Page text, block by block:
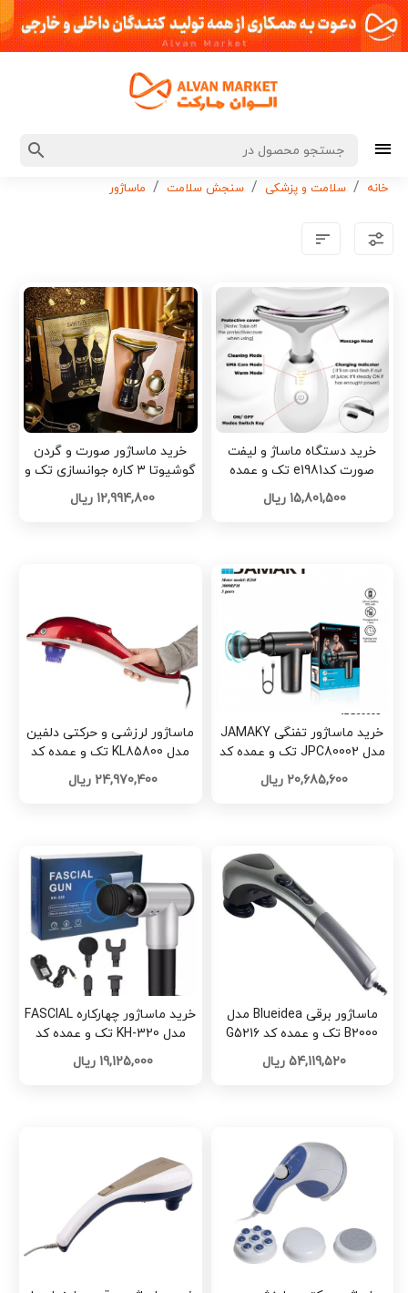
خانه سلامت و پزشکی سنجش سلامت ماساژور
خرید دستگاه ماساژ و لیفت
صورت کدe1981 تک و عمده
15,801,500 ریال
خرید ماساژور صورت و گردن
گوشیوتا ۳ کاره جوانسازی تک و
عمده کد Z3725
12,994,800 ریال
خرید ماساژور تفنگی JAMAKY
مدل JPC80002 تک و عمده کد
Z2865
20,685,600 ریال
ماساژور لرزشی و حرکتی دلفین
مدل KL85800 تک و عمده کد
G5218
24,970,400 ریال
ماساژور برقی Blueidea مدل
B2000 تک و عمده کد G5216
54,119,520 ریال
خرید ماساژور چهارکاره FASCIAL
مدل KH-320 تک و عمده کد
Z1973
19,125,000 ریال